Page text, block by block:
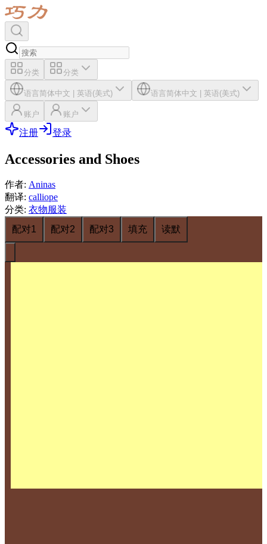
分类 分类
语言简体中文 | 英语(美式) 语言简体中文 | 英语(美式)
账户 账户
注册 登录
Accessories and Shoes
作者: Aninas
翻译: calliope
分类: 衣物服装
配对1
配对2 配对3 填充 读默